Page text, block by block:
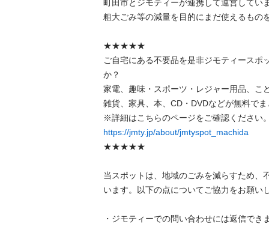
町田市とジモティーが連携して運営してい
粗⼤ごみ等の減量を⽬的にまだ使えるもの
★★★★★
ご自宅にある不要品を是非ジモティースポ
か？
家電、趣味・スポーツ・レジャー用品、こ
雑貨、家具、本、CD・DVDなどが無料で
https://jmty.jp/about/jmtyspot_machida
★★★★★
当スポットは、地域のごみを減らすため、
います。以下の点についてご協力をお願い
・ジモティーでの問い合わせには返信でき